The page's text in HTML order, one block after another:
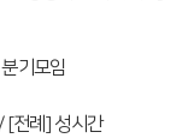
기모임
[전례] 성시간